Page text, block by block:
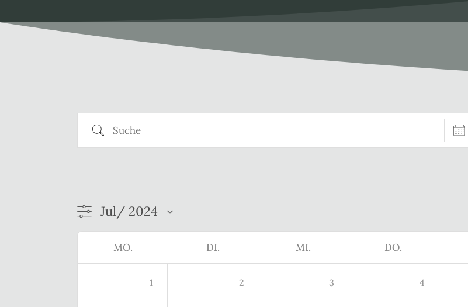
Suche Daten
MO. DI. MI. DO.
1 2 3 4